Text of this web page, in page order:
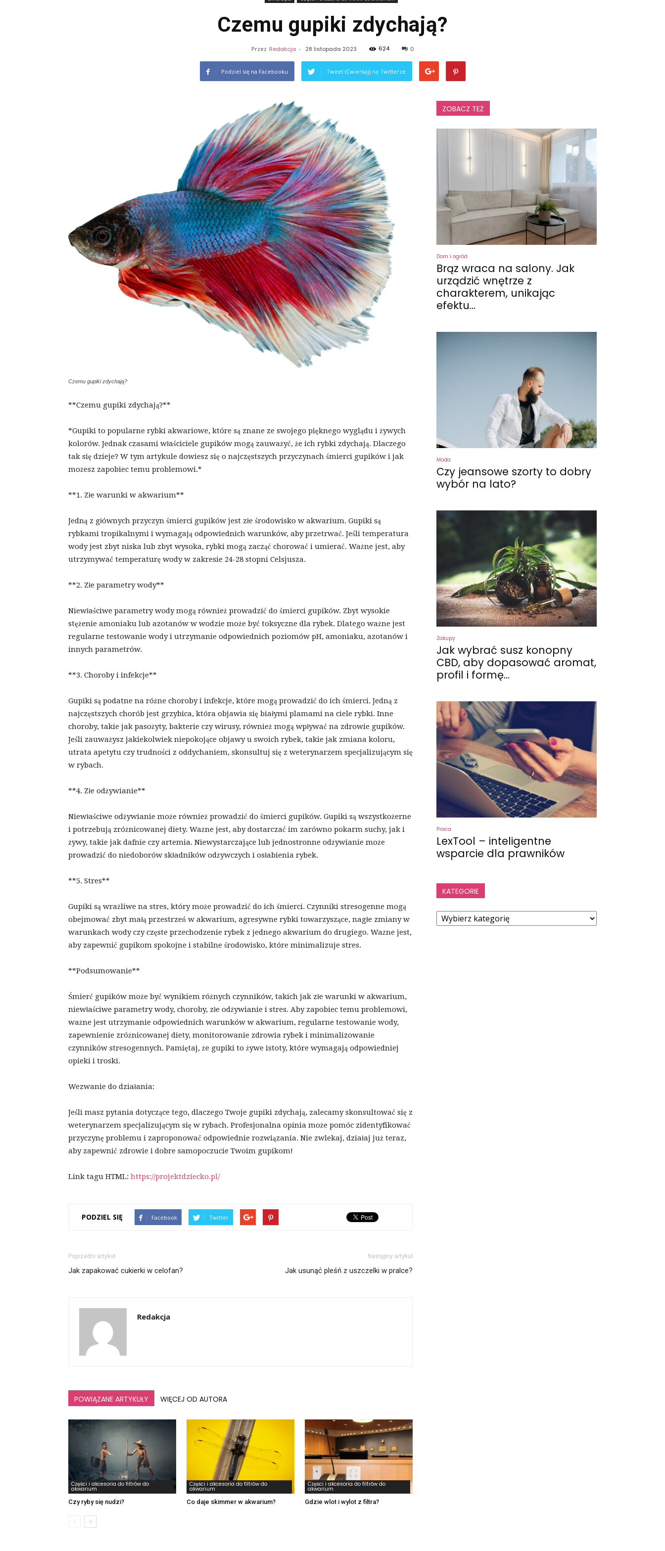
Czemu gupiki zdychają?
Przez Redakcja - 28 listopada 2023 624 0
Podziel się na Facebooku Tweet (Ćwierkaj) na Twitterze
Czemu gupiki zdychają?
**Czemu gupiki zdychają?**
*Gupiki to popularne rybki akwariowe, które są znane ze swojego pięknego wyglądu i żywych
kolorów. Jednak czasami właściciele gupików mogą zauważyć, że ich rybki zdychają. Dlaczego
tak się dzieje? W tym artykule dowiesz się o najczęstszych przyczynach śmierci gupików i jak
możesz zapobiec temu problemowi.*
**1. Złe warunki w akwarium**
Jedną z głównych przyczyn śmierci gupików jest złe środowisko w akwarium. Gupiki są
rybkami tropikalnymi i wymagają odpowiednich warunków, aby przetrwać. Jeśli temperatura
wody jest zbyt niska lub zbyt wysoka, rybki mogą zacząć chorować i umierać. Ważne jest, aby
utrzymywać temperaturę wody w zakresie 24-28 stopni Celsjusza.
**2. Złe parametry wody**
Niewłaściwe parametry wody mogą również prowadzić do śmierci gupików. Zbyt wysokie
stężenie amoniaku lub azotanów w wodzie może być toksyczne dla rybek. Dlatego ważne jest
regularne testowanie wody i utrzymanie odpowiednich poziomów pH, amoniaku, azotanów i
innych parametrów.
**3. Choroby i infekcje**
Gupiki są podatne na różne choroby i infekcje, które mogą prowadzić do ich śmierci. Jedną z
najczęstszych chorób jest grzybica, która objawia się białymi plamami na ciele rybki. Inne
choroby, takie jak pasożyty, bakterie czy wirusy, również mogą wpływać na zdrowie gupików.
Jeśli zauważysz jakiekolwiek niepokojące objawy u swoich rybek, takie jak zmiana koloru,
utrata apetytu czy trudności z oddychaniem, skonsultuj się z weterynarzem specjalizującym się
w rybach.
**4. Złe odżywianie**
Niewłaściwe odżywianie może również prowadzić do śmierci gupików. Gupiki są wszystkożerne
i potrzebują zróżnicowanej diety. Ważne jest, aby dostarczać im zarówno pokarm suchy, jak i
żywy, takie jak dafnie czy artemia. Niewystarczające lub jednostronne odżywianie może
prowadzić do niedoborów składników odżywczych i osłabienia rybek.
**5. Stres**
Gupiki są wrażliwe na stres, który może prowadzić do ich śmierci. Czynniki stresogenne mogą
obejmować zbyt małą przestrzeń w akwarium, agresywne rybki towarzyszące, nagłe zmiany w
warunkach wody czy częste przechodzenie rybek z jednego akwarium do drugiego. Ważne jest,
aby zapewnić gupikom spokojne i stabilne środowisko, które minimalizuje stres.
**Podsumowanie**
Śmierć gupików może być wynikiem różnych czynników, takich jak złe warunki w akwarium,
niewłaściwe parametry wody, choroby, złe odżywianie i stres. Aby zapobiec temu problemowi,
ważne jest utrzymanie odpowiednich warunków w akwarium, regularne testowanie wody,
zapewnienie zróżnicowanej diety, monitorowanie zdrowia rybek i minimalizowanie
czynników stresogennych. Pamiętaj, że gupiki to żywe istoty, które wymagają odpowiedniej
opieki i troski.
Wezwanie do działania:
Jeśli masz pytania dotyczące tego, dlaczego Twoje gupiki zdychają, zalecamy skonsultować się z
weterynarzem specjalizującym się w rybach. Profesjonalna opinia może pomóc zidentyfikować
przyczynę problemu i zaproponować odpowiednie rozwiązania. Nie zwlekaj, działaj już teraz,
aby zapewnić zdrowie i dobre samopoczucie Twoim gupikom!
Link tagu HTML: https://projektdziecko.pl/
PODZIEL SIĘ Facebook Twitter
Poprzedni artykuł
Jak zapakować cukierki w celofan?
Następny artykuł
Jak usunąć pleśń z uszczelki w pralce?
Redakcja
POWIĄZANE ARTYKUŁY WIĘCEJ OD AUTORA
Części i akcesoria do filtrów do
akwarium
Czy ryby się nudzi?
Części i akcesoria do filtrów do
akwarium
Co daje skimmer w akwarium?
Części i akcesoria do filtrów do
akwarium
Gdzie wlot i wylot z filtra?
ZOBACZ TEŻ
Dom i ogród
Brąz wraca na salony. Jak
urządzić wnętrze z
charakterem, unikając
efektu...
Moda
Czy jeansowe szorty to dobry
wybór na lato?
Zakupy
Jak wybrać susz konopny
CBD, aby dopasować aromat,
profil i formę...
Praca
LexTool – inteligentne
wsparcie dla prawników
KATEGORIE
Kategorie